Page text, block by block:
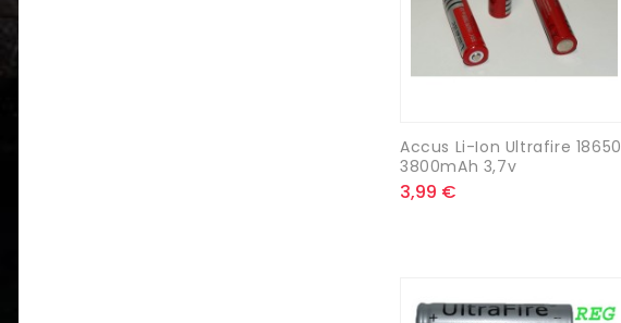
Accus Li-Ion Ultrafire 18650
3800mAh 3,7v
3,99 €